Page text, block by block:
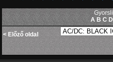
A B C D
< Előző oldal